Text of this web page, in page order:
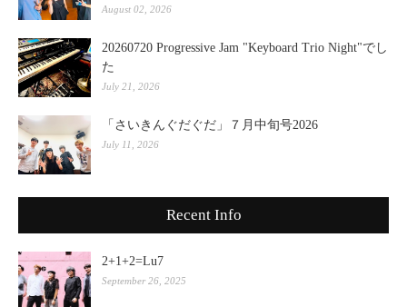
August 02, 2026
20260720 Progressive Jam "Keyboard Trio Night"でし
た
July 21, 2026
「さいきんぐだぐだ」７月中旬号2026
July 11, 2026
Recent Info
2+1+2=Lu7
September 26, 2025